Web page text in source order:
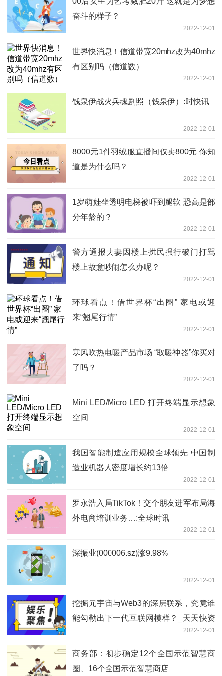
奋斗的样子？
2022-12-01
世界快消息！信道带宽20mhz改为40mhz
有区别吗（信道数）
2022-12-01
钱泉伊战火兵魂剧照（钱泉伊）:时快讯
2022-12-01
8000元1件羽绒服直播间仅卖800元 你知
道是为什么吗？
2022-12-01
1岁萌娃坐透明电梯被吓到腿软 恐高是部
分年龄的？
2022-12-01
警方通报夫妻因楼上扰民强行破门打骂
楼上故意吵闹怎么办呢？
2022-12-01
环球看点！借世界杯“出圈” 家电或迎
来“翘尾行情”
2022-12-01
寒风吹热电暖产品市场 “取暖神器”你买对
了吗？
2022-12-01
Mini LED/Micro LED 打开终端显示想象
空间
2022-12-01
我国智能制造应用规模全球领先 中国制
造业机器人密度增长约13倍
2022-12-01
罗永浩入局TikTok！交个朋友进军布局海
外电商培训业务…:全球时讯
2022-12-01
深振业(000006.sz)涨9.98%
2022-12-01
挖掘元宇宙与Web3的深层联系，究竟谁
能勾勒出下一代互联网模样？_天天快资
2022-12-01
商务部：初步确定12个全国示范智慧商
圈、16个全国示范智慧商店